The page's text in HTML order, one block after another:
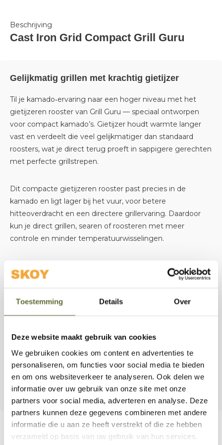
Toestemming Details Over
Deze website maakt gebruik van cookies
We gebruiken cookies om content en advertenties te
personaliseren, om functies voor social media te bieden
en om ons websiteverkeer te analyseren. Ook delen we
informatie over uw gebruik van onze site met onze
partners voor social media, adverteren en analyse. Deze
partners kunnen deze gegevens combineren met andere
informatie die u aan ze heeft verstrekt of die ze hebben
verzameld op basis van uw gebruik van hun services.
Beschrijving
Cast Iron Grid Compact Grill Guru
Gelijkmatig grillen met krachtig gietijzer
Til je kamado‑ervaring naar een hoger niveau met het
gietijzeren rooster van Grill Guru — speciaal ontworpen
voor compact kamado’s. Gietijzer houdt warmte langer
vast en verdeelt die veel gelijkmatiger dan standaard
roosters, wat je direct terug proeft in sappigere gerechten
met perfecte grillstrepen.
Dit compacte gietijzeren rooster past precies in de
kamado en ligt lager bij het vuur, voor betere
hitteoverdracht en een directere grillervaring. Daardoor
kun je direct grillen, searen of roosteren met meer
controle en minder temperatuurwisselingen.
Naast de uitstekende warmteverdeling is gietijzer
extreem robuust en bedoeld voor jarenlang gebruik. Met
steeds makkelijker schoon te houden en krijgt het een
natuurlijke anti‑aanbaklaag.
BijSkoy Outdoor Cookingbieden we accessoires die je
grillervaring écht verbeteren. Dit gietijzeren rooster is een
must‑have voor iedereen die meer uit zijn compact
kamado wil halen — van vlees en vis tot groenten en fruit.